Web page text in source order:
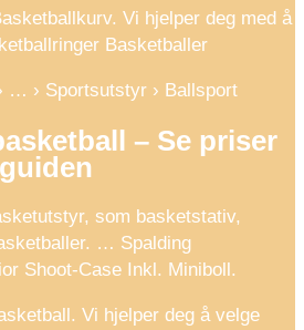
Vi hjelper deg med å
Basketballer
… › Sportsutstyr › Ballsport
– Se priser
som basketstativ,
… Spalding
Shoot-Case Inkl. Miniboll.
Vi hjelper deg å velge